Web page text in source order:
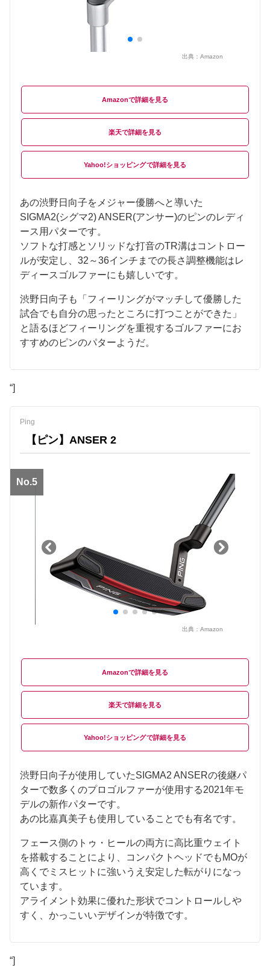
出典： Amazon
Amazon
楽天
Yahoo!ショッピング
あの渋野日向子をメジャー優勝へと導いた
SIGMA2(シグマ2) ANSER(アンサー)のピンのレディ
ース用パターです。
ソフトな打感とソリッドな打音のTR溝はコントロー
ルが安定し、32～36インチまでの長さ調整機能はレ
ディースゴルファーにも嬉しいです。
渋野日向子も「フィーリングがマッチして優勝した
試合でも自分の思ったところに打つことができた」
と語るほどフィーリングを重視するゴルファーにお
すすめのピンのパターようだ。
“]
Ping
【ピン】ANSER 2
No.5
出典： Amazon
Amazon
楽天
Yahoo!ショッピング
渋野日向子が使用していたSIGMA2 ANSERの後継パ
ターで数多くのプロゴルファーが使用する2021年モ
デルの新作パターです。
あの比嘉真美子も使用していることでも有名です。
フェース側のトゥ・ヒールの両方に高比重ウェイト
を搭載することにより、コンパクトヘッドでもMOが
高くでミスヒットに強いうえ安定した転がりになっ
ています。
アライメント効果に優れた形状でコントロールしや
すく、かっこいいデザインが特徴です。
“]